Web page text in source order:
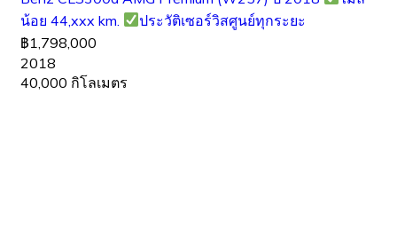
น้อย 44,xxx km.
ประวัติเซอร์วิสศูนย์ทุกระยะ
฿1,798,000
2018
40,000 กิโลเมตร